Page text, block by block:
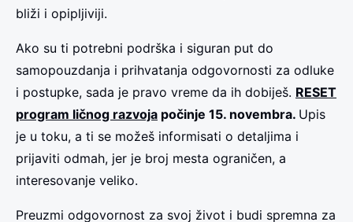
bliži i opipljiviji.
Ako su ti potrebni podrška i siguran put do
samopouzdanja i prihvatanja odgovornosti za odluke
i postupke, sada je pravo vreme da ih dobiješ. RESET
program ličnog razvoja počinje 15. novembra. Upis
je u toku, a ti se možeš informisati o detaljima i
prijaviti odmah, jer je broj mesta ograničen, a
interesovanje veliko.
Preuzmi odgovornost za svoj život i budi spremna za